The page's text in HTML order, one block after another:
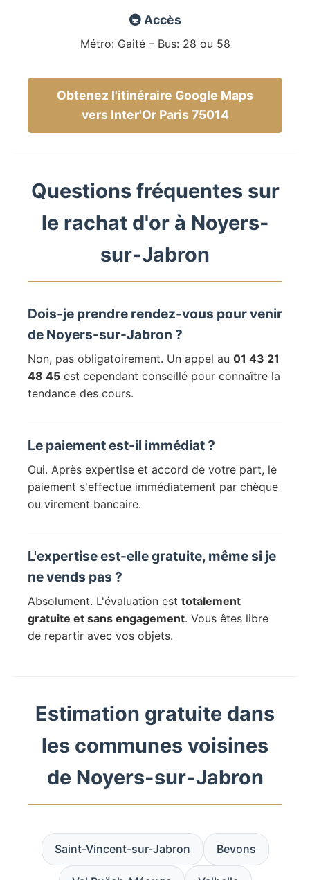
🚇 Accès
Métro: Gaité – Bus: 28 ou 58
Obtenez l'itinéraire Google Maps
vers Inter'Or Paris 75014
Questions fréquentes sur
le rachat d'or à Noyers-
sur-Jabron
Dois-je prendre rendez-vous pour venir
de Noyers-sur-Jabron ?
Non, pas obligatoirement. Un appel au 01 43 21
48 45 est cependant conseillé pour connaître la
tendance des cours.
Le paiement est-il immédiat ?
Oui. Après expertise et accord de votre part, le
paiement s'effectue immédiatement par chèque
ou virement bancaire.
L'expertise est-elle gratuite, même si je
ne vends pas ?
Absolument. L'évaluation est totalement
gratuite et sans engagement. Vous êtes libre
de repartir avec vos objets.
Estimation gratuite dans
les communes voisines
de Noyers-sur-Jabron
Saint-Vincent-sur-Jabron Bevons